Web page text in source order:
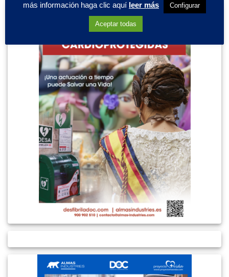
más información haga clic aquí leer más Configurar
Aceptar todas